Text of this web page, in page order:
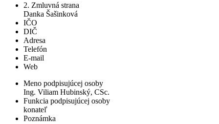
2. Zmluvná strana
Danka Šašinková
IČO
DIČ
Adresa
Telefón
E-mail
Web
Meno podpisujúcej osoby
Ing. Viliam Hubinský, CSc.
Funkcia podpisujúcej osoby
konateľ
Poznámka